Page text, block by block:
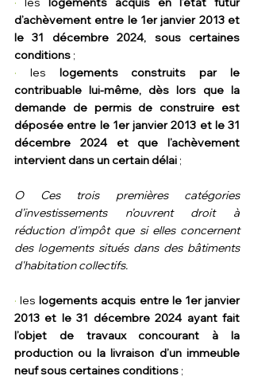
d’achèvement entre le 1er janvier 2013 et
le 31 décembre 2024, sous certaines
conditions ;
· les logements construits par le
contribuable lui-même, dès lors que la
demande de permis de construire est
déposée entre le 1er janvier 2013 et le 31
décembre 2024 et que l’achèvement
intervient dans un certain délai ;
O Ces trois premières catégories
d’investissements n’ouvrent droit à
réduction d'impôt que si elles concernent
des logements situés dans des bâtiments
d'habitation collectifs.
· les logements acquis entre le 1er janvier
2013 et le 31 décembre 2024 ayant fait
l’objet de travaux concourant à la
production ou la livraison d’un immeuble
neuf sous certaines conditions ;